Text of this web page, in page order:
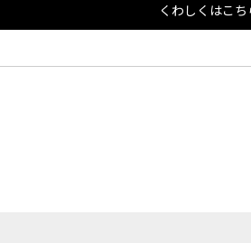
くわしくはこち